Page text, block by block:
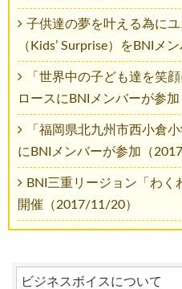
子供達の夢を叶える為に
（Kids’ Surprise）をBNIメ
「世界中の子ども達を笑
ロースにBNIメンバーが参
「福岡県北九州市西小倉
にBNIメンバーが参加（
BNI三重リージョン「わく
開催（2017/11/20）
ビジネスボイスについて